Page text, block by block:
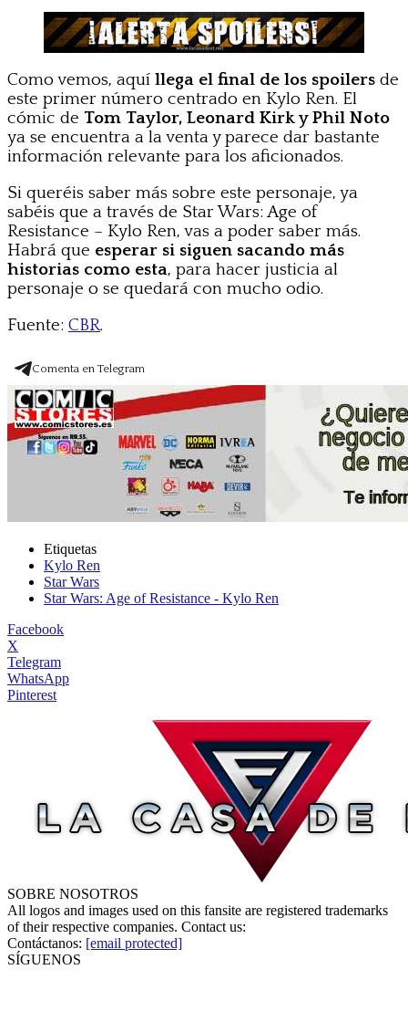
Como vemos, aquí llega el final de los spoilers de
este primer número centrado en Kylo Ren. El
cómic de Tom Taylor, Leonard Kirk y Phil Noto
ya se encuentra a la venta y parece dar bastante
información relevante para los aficionados.
Si queréis saber más sobre este personaje, ya
sabéis que a través de Star Wars: Age of
Resistance – Kylo Ren, vas a poder saber más.
Habrá que esperar si siguen sacando más
historias como esta, para hacer justicia al
personaje o se quedará con mucho odio.
Fuente: CBR.
Comenta en Telegram
Etiquetas
Kylo Ren
Star Wars
Star Wars: Age of Resistance - Kylo Ren
Facebook
X
Telegram
WhatsApp
Pinterest
SOBRE NOSOTROS
All logos and images used on this fansite are registered trademarks
of their respective companies. Contact us:
Contáctanos: [email protected]
SÍGUENOS